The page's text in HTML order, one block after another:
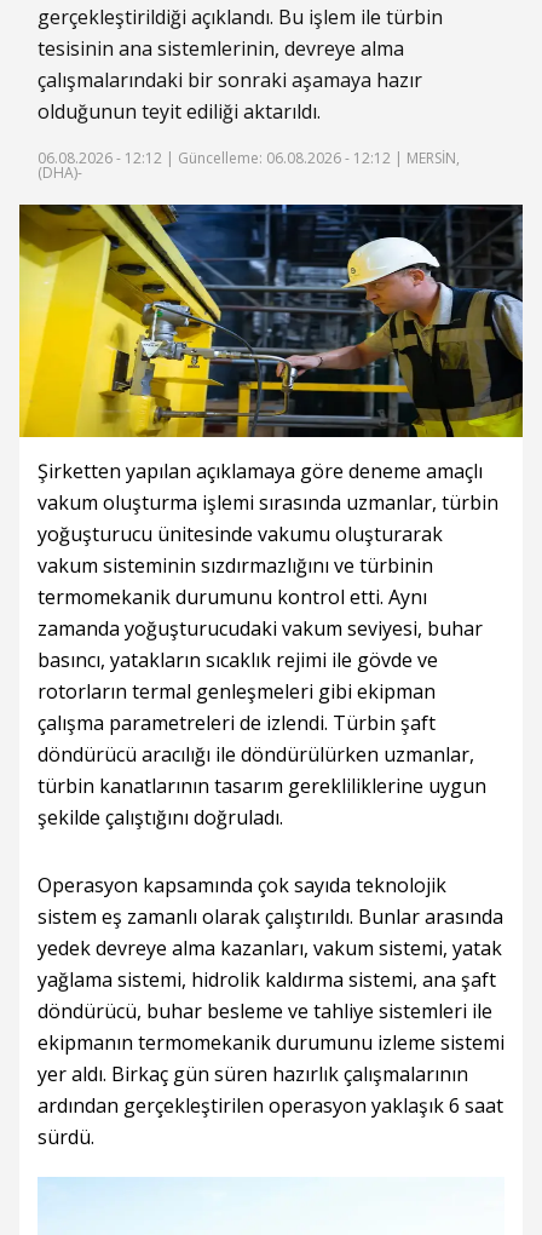
gerçekleştirildiği açıklandı. Bu işlem ile türbin
tesisinin ana sistemlerinin, devreye alma
çalışmalarındaki bir sonraki aşamaya hazır
olduğunun teyit ediliği aktarıldı.
06.08.2026 - 12:12 | Güncelleme: 06.08.2026 - 12:12 | MERSİN,
(DHA)-
Şirketten yapılan açıklamaya göre deneme amaçlı
vakum oluşturma işlemi sırasında uzmanlar, türbin
yoğuşturucu ünitesinde vakumu oluşturarak
vakum sisteminin sızdırmazlığını ve türbinin
termomekanik durumunu kontrol etti. Aynı
zamanda yoğuşturucudaki vakum seviyesi, buhar
basıncı, yatakların sıcaklık rejimi ile gövde ve
rotorların termal genleşmeleri gibi ekipman
çalışma parametreleri de izlendi. Türbin şaft
döndürücü aracılığı ile döndürülürken uzmanlar,
türbin kanatlarının tasarım gerekliliklerine uygun
şekilde çalıştığını doğruladı.
Operasyon kapsamında çok sayıda teknolojik
sistem eş zamanlı olarak çalıştırıldı. Bunlar arasında
yedek devreye alma kazanları, vakum sistemi, yatak
yağlama sistemi, hidrolik kaldırma sistemi, ana şaft
döndürücü, buhar besleme ve tahliye sistemleri ile
ekipmanın termomekanik durumunu izleme sistemi
yer aldı. Birkaç gün süren hazırlık çalışmalarının
ardından gerçekleştirilen operasyon yaklaşık 6 saat
sürdü.